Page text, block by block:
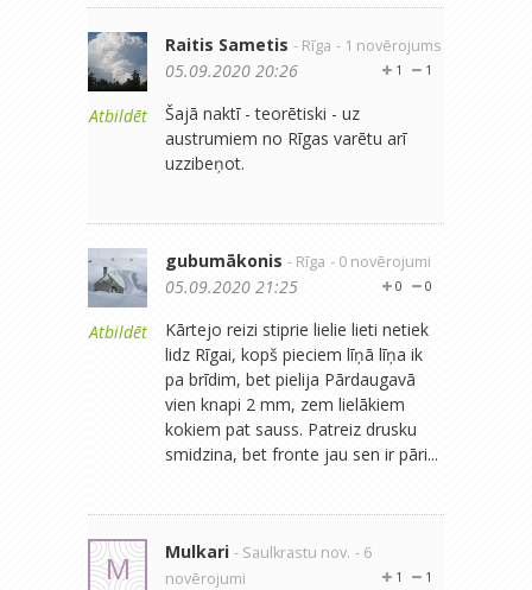
Atbildēt
Raitis Sametis - Rīga - 1 novērojums
1
1
05.09.2020 20:26
Šajā naktī - teorētiski - uz
austrumiem no Rīgas varētu arī
uzzibeņot.
Atbildēt
gubumākonis - Rīga - 0 novērojumi
0
0
05.09.2020 21:25
Kārtejo reizi stiprie lielie lieti netiek
lidz Rīgai, kopš pieciem līņā līņa ik
pa brīdim, bet pielija Pārdaugavā
vien knapi 2 mm, zem lielākiem
kokiem pat sauss. Patreiz drusku
smidzina, bet fronte jau sen ir pāri...
M Mulkari - Saulkrastu nov. - 6
novērojumi
1
1